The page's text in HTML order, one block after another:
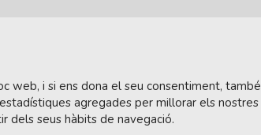
web, i si ens dona el seu consentiment, també
agregades per millorar els nostres
dels seus hàbits de navegació.